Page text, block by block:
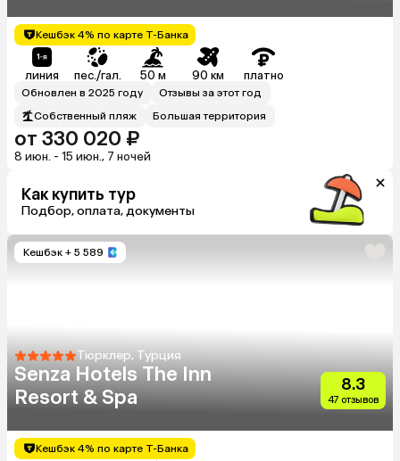
Кешбэк 4% по карте Т-Банка
линия пес./гал. 50 м 90 км платно
Обновлен в 2025 году
Отзывы за этот год
Собственный пляж
Большая территория
от 330 020 ₽
8 июн. - 15 июн., 7 ночей
Как купить тур
Подбор, оплата, документы
Кешбэк + 5 589
Тюрклер, Турция
Senza Hotels The Inn
Resort & Spa
8.3
47 отзывов
Кешбэк 4% по карте Т-Банка